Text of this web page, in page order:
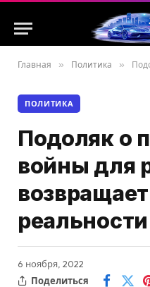
Главная » Политика » Подоляк
ПОЛИТИКА
Подоляк о
войны для
реальности
6 ноября, 2022
Поделиться